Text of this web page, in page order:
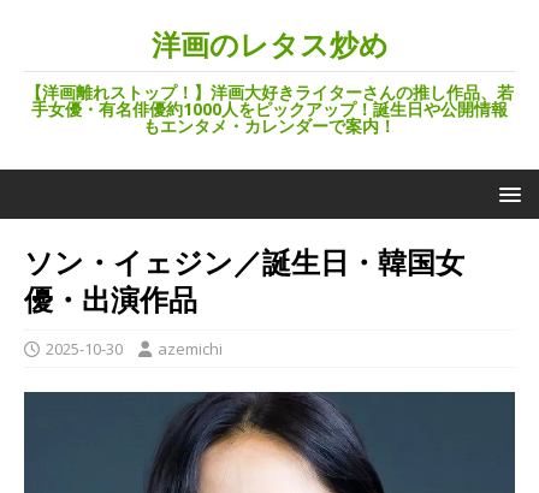
洋画のレタス炒め
【洋画離れストップ！】洋画大好きライターさんの推し作品、若
手女優・有名俳優約1000人をピックアップ！誕生日や公開情報
もエンタメ・カレンダーで案内！
ソン・イェジン／誕生日・韓国女
優・出演作品
2025-10-30 azemichi